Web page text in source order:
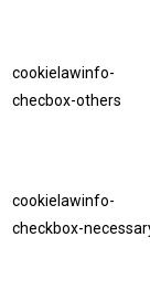
cookielawinfo-
checbox-others
cookielawinfo-
checkbox-